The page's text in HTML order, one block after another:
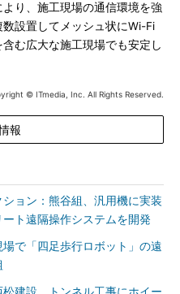
り、施工現場の通信環境を強
設置してメッシュ状にWi-Fi
む広大な施工現場でも安定し
© ITmedia, Inc. All Rights Reserved.
報
ョン：熊谷組、汎用機に実装
ト遠隔操作システムを開発
で「四足歩行ロボット」の遠